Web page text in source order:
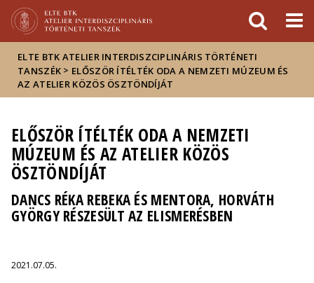
Hírek
Események
ELTE a
sajtóban
ELTE BTK ATELIER INTERDISZCIPLINÁRIS TÖRTÉNETI
TANSZÉK > ELŐSZÖR ÍTÉLTÉK ODA A NEMZETI MÚZEUM ÉS
AZ ATELIER KÖZÖS ÖSZTÖNDÍJÁT
ELŐSZÖR ÍTÉLTÉK ODA A NEMZETI
MÚZEUM ÉS AZ ATELIER KÖZÖS
ÖSZTÖNDÍJÁT
DANCS RÉKA REBEKA ÉS MENTORA, HORVÁTH
GYÖRGY RÉSZESÜLT AZ ELISMERÉSBEN
2021.07.05.